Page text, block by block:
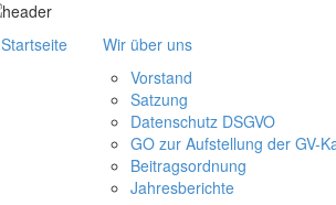
Startseite
Wir über uns
Vorstand
Satzung
Datenschutz DSGVO
GO zur Aufstellung der GV-
Beitragsordnung
Jahresberichte